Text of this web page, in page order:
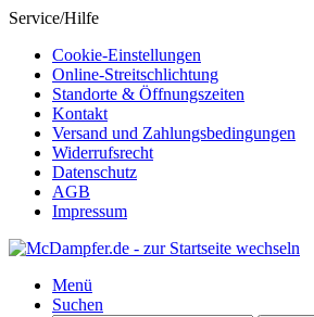
Service/Hilfe
Cookie-Einstellungen
Online-Streitschlichtung
Standorte & Öffnungszeiten
Kontakt
Versand und Zahlungsbedingungen
Widerrufsrecht
Datenschutz
AGB
Impressum
Menü
Suchen